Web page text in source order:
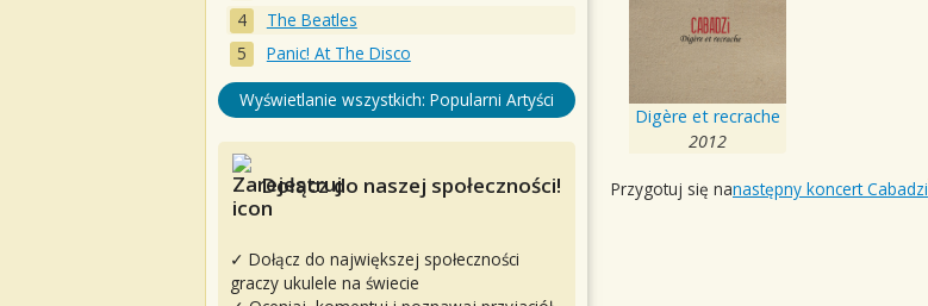
Digère et recrache
2012
Przygotuj się nanastępny koncert Cabadzi
The Beatles
Panic! At The Disco
Wyświetlanie wszystkich: Popularni Artyści
Dołącz do naszej społeczności!
✓ Dołącz do największej społeczności
graczy ukulele na świecie